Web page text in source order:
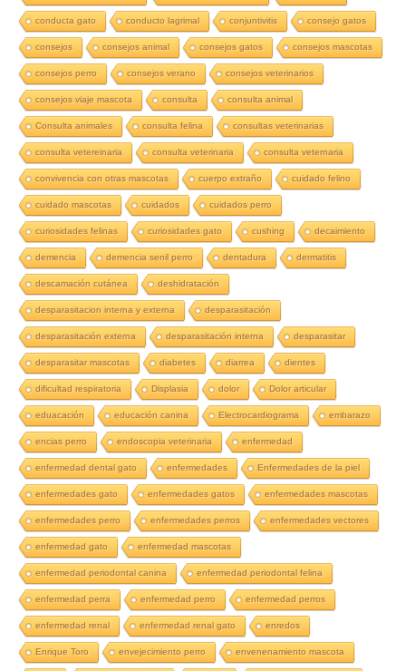
conducta gato conducto lagrimal conjuntivitis consejo gatos
consejos consejos animal consejos gatos consejos mascotas
consejos perro consejos verano consejos veterinarios
consejos viaje mascota consulta consulta animal
Consulta animales consulta felina consultas veterinarias
consulta vetereinaria consulta veterinaria consulta veternaria
convivencia con otras mascotas cuerpo extraño cuidado felino
cuidado mascotas cuidados cuidados perro
curiosidades felinas curiosidades gato cushing decaimiento
demencia demencia senil perro dentadura dermatitis
descamación cutánea deshidratación
desparasitacion interna y externa desparasitación
desparasitación externa desparasitación interna desparasitar
desparasitar mascotas diabetes diarrea dientes
dificultad respiratoria Displasia dolor Dolor articular
eduacación educación canina Electrocardiograma embarazo
encias perro endoscopia veterinaria enfermedad
enfermedad dental gato enfermedades Enfermedades de la piel
enfermedades gato enfermedades gatos enfermedades mascotas
enfermedades perro enfermedades perros enfermedades vectores
enfermedad gato enfermedad mascotas
enfermedad periodontal canina enfermedad periodontal felina
enfermedad perra enfermedad perro enfermedad perros
enfermedad renal enfermedad renal gato enredos
Enrique Toro envejecimiento perro envenenamiento mascota